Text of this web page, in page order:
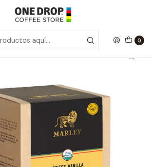
0
Inicio Marley Tea
Orgánico Sweet Vainilla · Té Negro